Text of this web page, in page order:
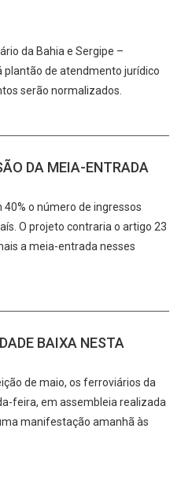
da Bahia e Sergipe –
plantão de atendmento jurídico
serão normalizados.
DA MEIA-ENTRADA
o número de ingressos
O projeto contraria o artigo 23
a meia-entrada nesses
BAIXA NESTA
de maio, os ferroviários da
feira, em assembleia realizada
manifestação amanhã às